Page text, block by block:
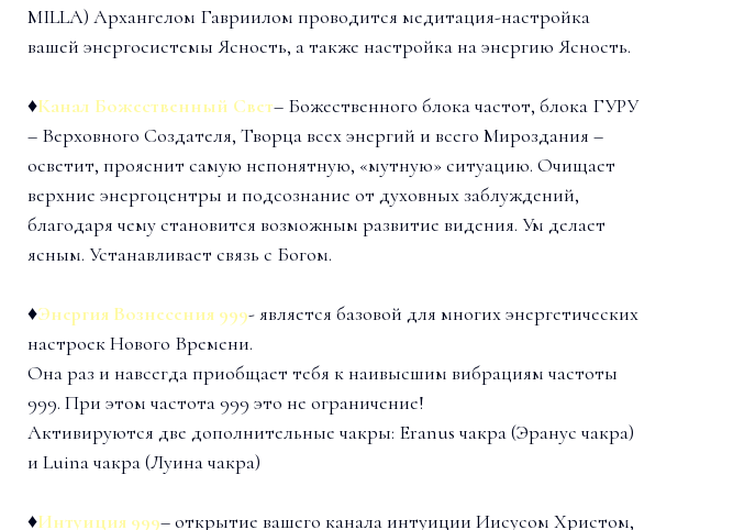
MILLA) Архангелом Гавриилом проводится медитация-настройка
вашей энергосистемы Ясность, а также настройка на энергию Ясность.
♦Канал Божественный Свет– Божественного блока частот, блока ГУРУ
– Верховного Создателя, Творца всех энергий и всего Мироздания –
осветит, прояснит самую непонятную, «мутную» ситуацию. Очищает
верхние энергоцентры и подсознание от духовных заблуждений,
благодаря чему становится возможным развитие видения. Ум делает
ясным. Устанавливает связь с Богом.
♦Энергия Вознесения 999- является базовой для многих энергетических
настроек Нового Времени.
Она раз и навсегда приобщает тебя к наивысшим вибрациям частоты
999. При этом частота 999 это не ограничение!
Активируются две дополнительные чакры: Eranus чакра (Эранус чакра)
и Luina чакра (Луина чакра)
♦Интуиция 999– открытие вашего канала интуиции Иисусом Христом,